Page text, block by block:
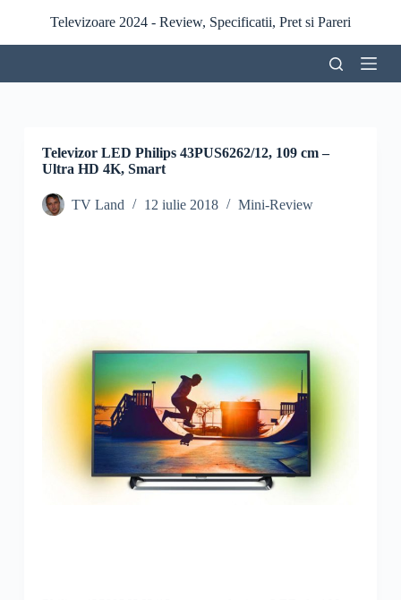
r
l
Televizoare 2024 - Review, Specificatii, Pret si Pareri
Televizor LED Philips 43PUS6262/12, 109 cm –
Ultra HD 4K, Smart
TV Land 12 iulie 2018 Mini-Review